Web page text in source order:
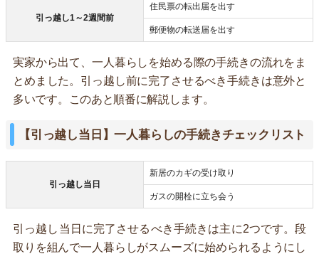
引っ越し1～2週間前
住民票の転出届を出す
郵便物の転送届を出す
実家から出て、一人暮らしを始める際の手続きの流れをま
とめました。引っ越し前に完了させるべき手続きは意外と
多いです。このあと順番に解説します。
【引っ越し当日】一人暮らしの手続きチェックリスト
引っ越し当日
新居のカギの受け取り
ガスの開栓に立ち会う
引っ越し当日に完了させるべき手続きは主に2つです。段
取りを組んで一人暮らしがスムーズに始められるようにし